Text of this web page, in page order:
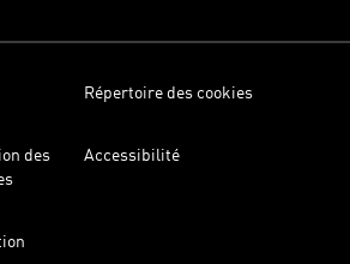
Répertoire des cookies
des
Accessibilité